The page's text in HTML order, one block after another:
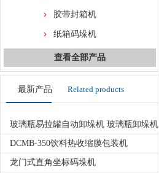
胶带封箱机
纸箱码垛机
查看全部产品
最新产品 Related products
玻璃瓶易拉罐自动卸垛机 玻璃瓶卸垛机
DCMB-350饮料热收缩膜包装机
龙门式直角坐标码垛机